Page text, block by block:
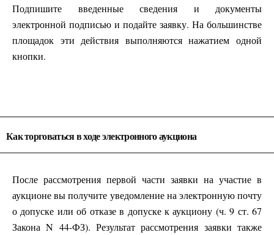
Подпишите введенные сведения и документы
электронной подписью и подайте заявку. На большинстве
площадок эти действия выполняются нажатием одной
кнопки.
Как торговаться в ходе электронного аукциона
После рассмотрения первой части заявки на участие в
аукционе вы получите уведомление на электронную почту
о допуске или об отказе в допуске к аукциону (ч. 9 ст. 67
Закона N 44-ФЗ). Результат рассмотрения заявки также